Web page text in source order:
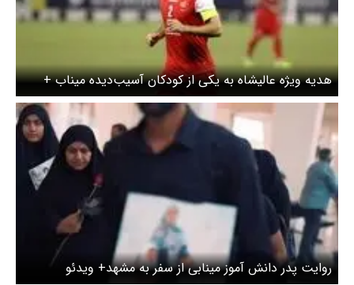
هدیه ویژه عالیشاه به یکی از کودکان آسیب‌دیده میناب +
عکس
روایت پدر دانش آموز مینابی از سفر به مشهد+ ویدئو